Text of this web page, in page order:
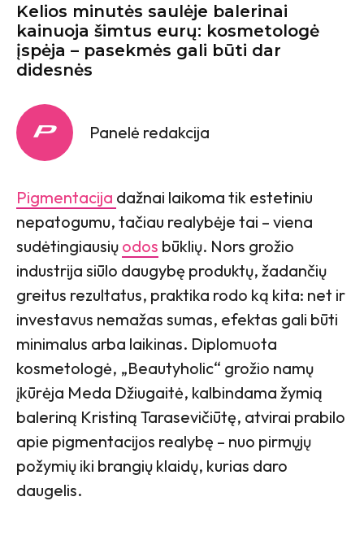
Kelios minutės saulėje balerinai
kainuoja šimtus eurų: kosmetologė
įspėja – pasekmės gali būti dar
didesnės
Panelė redakcija
Pigmentacija dažnai laikoma tik estetiniu
nepatogumu, tačiau realybėje tai – viena
sudėtingiausių odos būklių. Nors grožio
industrija siūlo daugybę produktų, žadančių
greitus rezultatus, praktika rodo ką kita: net ir
investavus nemažas sumas, efektas gali būti
minimalus arba laikinas. Diplomuota
kosmetologė, „Beautyholic“ grožio namų
įkūrėja Meda Džiugaitė, kalbindama žymią
baleriną Kristiną Tarasevičiūtę, atvirai prabilo
apie pigmentacijos realybę – nuo pirmųjų
požymių iki brangių klaidų, kurias daro
daugelis.